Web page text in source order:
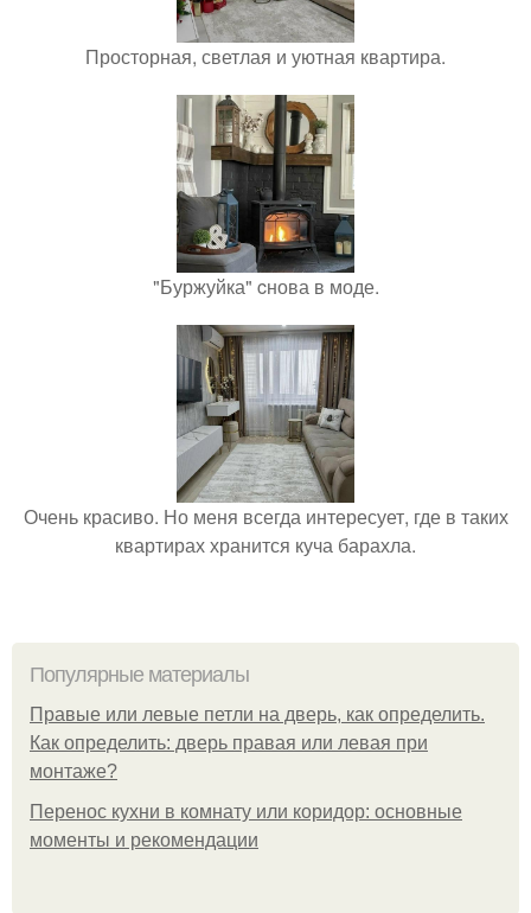
Просторная, светлая и уютная квартира.
"Буржуйка" cнова в моде.
Очень красиво. Но меня всегда интересует, где в таких
квартирах хранится куча барахла.
Популярные материалы
Правые или левые петли на дверь, как определить.
Как определить: дверь правая или левая при
монтаже?
Перенос кухни в комнату или коридор: основные
моменты и рекомендации